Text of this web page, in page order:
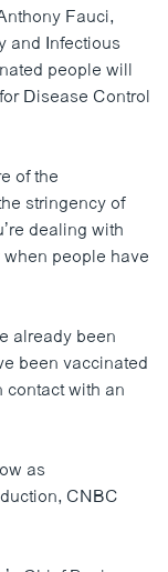
Fauci,
and Infectious
people will
Disease Control
of the
stringency of
dealing with
people have
already been
been vaccinated
with an
as
CNBC